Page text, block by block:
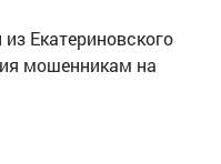
Екатериновского
мошенникам на